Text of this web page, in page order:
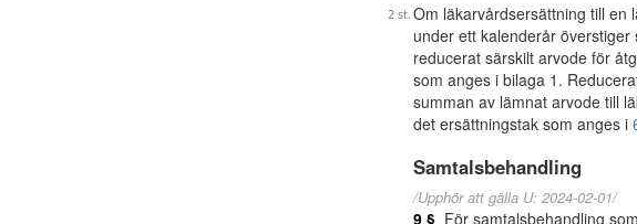
Om läkarvårdsersättning till en
under ett kalenderår
reducerat särskilt arvode för
som anges i bilaga 1.
summan av lämnat arvode till
det ersättningstak som anges i
Samtalsbehandling
/Upphör att gälla U: 2024-02-01/
9 § För samtalsbehandling